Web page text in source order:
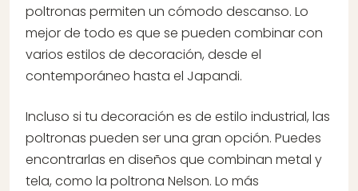
poltronas permiten un cómodo descanso. Lo
mejor de todo es que se pueden combinar con
varios estilos de decoración, desde el
contemporáneo hasta el Japandi.
Incluso si tu decoración es de estilo industrial, las
poltronas pueden ser una gran opción. Puedes
encontrarlas en diseños que combinan metal y
tela, como la poltrona Nelson. Lo más